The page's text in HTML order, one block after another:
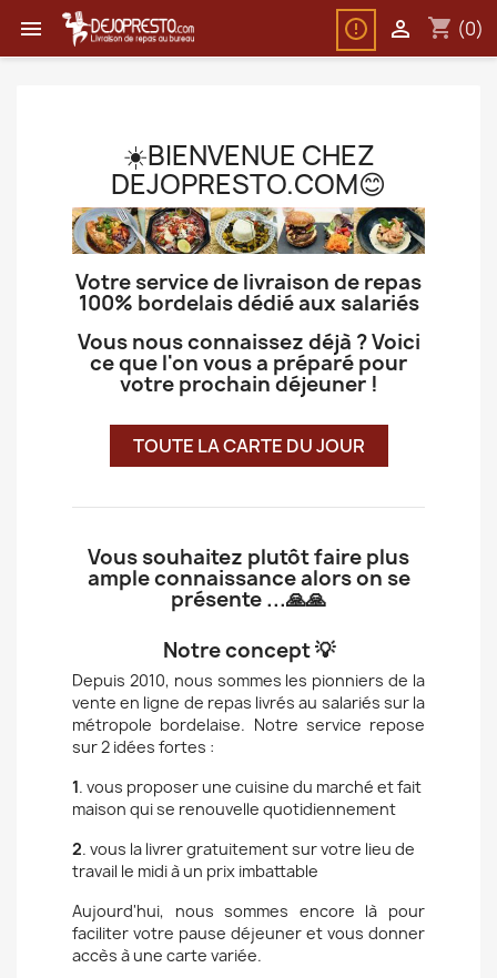
 shopping_cart (0)

☀️BIENVENUE CHEZ
DEJOPRESTO.COM😊
Votre service de livraison de repas
100% bordelais dédié aux salariés
Vous nous connaissez déjà ? Voici
ce que l'on vous a préparé pour
votre prochain déjeuner !
TOUTE LA CARTE DU JOUR
Vous souhaitez plutôt faire plus
ample connaissance alors on se
présente ...🙏🙏
Notre concept 💡
Depuis 2010, nous sommes les pionniers de la
vente en ligne de repas livrés au salariés sur la
métropole bordelaise. Notre service repose
sur 2 idées fortes :
1. vous proposer une cuisine du marché et fait
maison qui se renouvelle quotidiennement
2. vous la livrer gratuitement sur votre lieu de
travail le midi à un prix imbattable
Aujourd'hui, nous sommes encore là pour
faciliter votre pause déjeuner et vous donner
accès à une carte variée.